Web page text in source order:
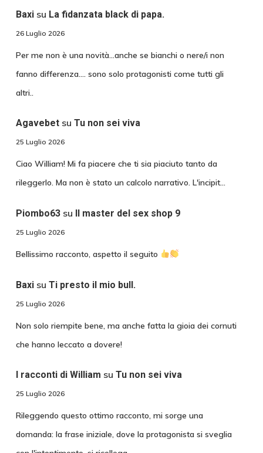
Baxisu La fidanzata black di papa.
26 Luglio 2026
Per me non è una novità...anche se bianchi o nere/i non
fanno differenza.... sono solo protagonisti come tutti gli
altri..
Agavebetsu Tu non sei viva
25 Luglio 2026
Ciao William! Mi fa piacere che ti sia piaciuto tanto da
rileggerlo. Ma non è stato un calcolo narrativo. L'incipit…
Piombo63su Il master del sex shop 9
25 Luglio 2026
Bellissimo racconto, aspetto il seguito
Baxisu Ti presto il mio bull.
25 Luglio 2026
Non solo riempite bene, ma anche fatta la gioia dei cornuti
che hanno leccato a dovere!
I racconti di William su Tu non sei viva
25 Luglio 2026
Rileggendo questo ottimo racconto, mi sorge una
domanda: la frase iniziale, dove la protagonista si sveglia